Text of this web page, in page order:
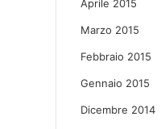
Aprile 2015
Marzo 2015
Febbraio 2015
Gennaio 2015
Dicembre 2014